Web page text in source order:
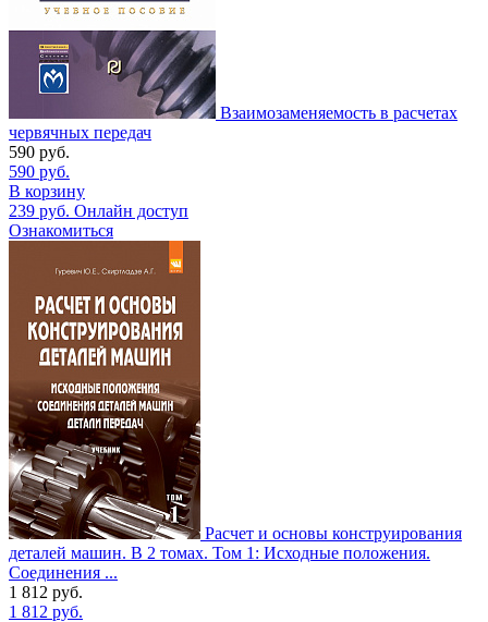
Взаимозаменяемость в расчетах
червячных передач
590 руб.
590 руб.
В корзину
239 руб. Онлайн доступ
Ознакомиться
Расчет и основы конструирования
деталей машин. В 2 томах. Том 1: Исходные положения.
Соединения ...
1 812 руб.
1 812 руб.